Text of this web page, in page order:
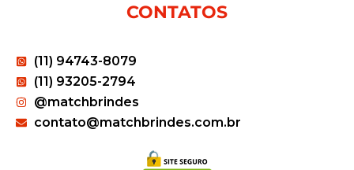
CONTATOS
(11) 94743-8079
(11) 93205-2794
@matchbrindes
contato@matchbrindes.com.br